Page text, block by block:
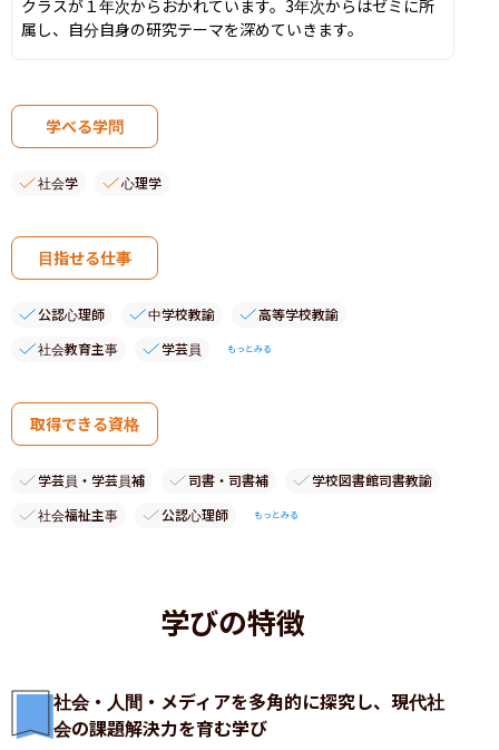
クラスが１年次からおかれています。3年次からはゼミに所
属し、自分自身の研究テーマを深めていきます。
学べる学問
社会学 心理学
目指せる仕事
公認心理師 中学校教諭
高等学校教諭
社会教育主事
学芸員 もっとみる
取得できる資格
学芸員・学芸員補 司書・司書補
学校図書館司書教諭
社会福祉主事
公認心理師 もっとみる
学びの特徴
社会・人間・メディアを多角的に探究し、現代社
会の課題解決力を育む学び